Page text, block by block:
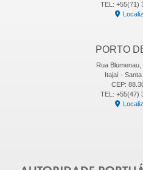
TEL: +55(71)
PORTO
Rua
Itajaí -
CEP:
TEL: +55(47)